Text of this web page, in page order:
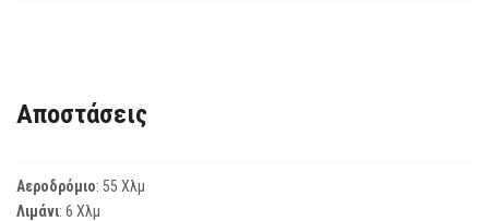
Αποστάσεις
Αεροδρόμιο: 55 Χλμ
Λιμάνι: 6 Χλμ